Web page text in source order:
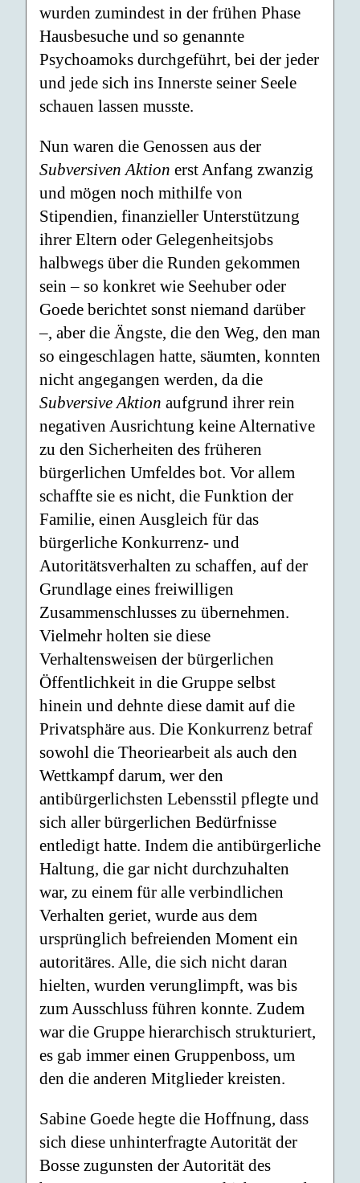
wurden zumindest in der frühen Phase
Hausbesuche und so genannte
Psychoamoks durchgeführt, bei der jeder
und jede sich ins Innerste seiner Seele
schauen lassen musste.
Nun waren die Genossen aus der
Subversiven Aktion erst Anfang zwanzig
und mögen noch mithilfe von
Stipendien, finanzieller Unterstützung
ihrer Eltern oder Gelegenheitsjobs
halbwegs über die Runden gekommen
sein – so konkret wie Seehuber oder
Goede berichtet sonst niemand darüber
–, aber die Ängste, die den Weg, den man
so eingeschlagen hatte, säumten, konnten
nicht angegangen werden, da die
Subversive Aktion aufgrund ihrer rein
negativen Ausrichtung keine Alternative
zu den Sicherheiten des früheren
bürgerlichen Umfeldes bot. Vor allem
schaffte sie es nicht, die Funktion der
Familie, einen Ausgleich für das
bürgerliche Konkurrenz- und
Autoritätsverhalten zu schaffen, auf der
Grundlage eines freiwilligen
Zusammenschlusses zu übernehmen.
Vielmehr holten sie diese
Verhaltensweisen der bürgerlichen
Öffentlichkeit in die Gruppe selbst
hinein und dehnte diese damit auf die
Privatsphäre aus. Die Konkurrenz betraf
sowohl die Theoriearbeit als auch den
Wettkampf darum, wer den
antibürgerlichsten Lebensstil pflegte und
sich aller bürgerlichen Bedürfnisse
entledigt hatte. Indem die antibürgerliche
Haltung, die gar nicht durchzuhalten
war, zu einem für alle verbindlichen
Verhalten geriet, wurde aus dem
ursprünglich befreienden Moment ein
autoritäres. Alle, die sich nicht daran
hielten, wurden verunglimpft, was bis
zum Ausschluss führen konnte. Zudem
war die Gruppe hierarchisch strukturiert,
es gab immer einen Gruppenboss, um
den die anderen Mitglieder kreisten.
Sabine Goede hegte die Hoffnung, dass
sich diese unhinterfragte Autorität der
Bosse zugunsten der Autorität des